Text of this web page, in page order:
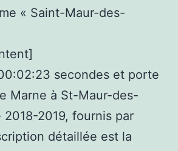
« Saint-Maur-des-
secondes et porte
Marne à St-Maur-des-
2018-2019, fournis par
détaillée est la